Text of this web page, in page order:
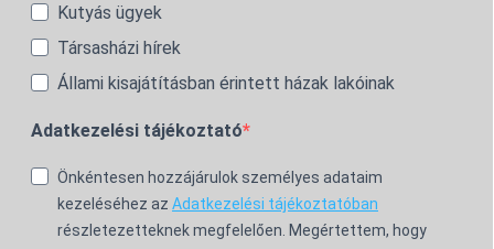
Kutyás ügyek
Társasházi hírek
Állami kisajátításban érintett házak lakóinak
Adatkezelési tájékoztató
Önkéntesen hozzájárulok személyes adataim
kezeléséhez az Adatkezelési tájékoztatóban
részletezetteknek megfelelően. Megértettem, hogy